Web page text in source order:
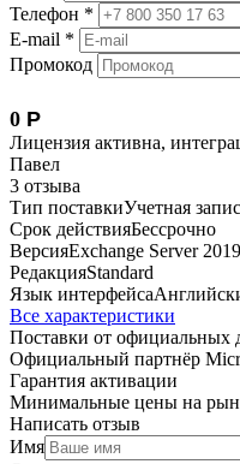
Телефон *
E-mail *
Промокод
0 Р
Лицензия активна,
Павел
3 отзыва
Тип поставкиУчетная
Срок действияБессрочно
ВерсияExchange Server 2019
РедакцияStandard
Язык интерфейса
Все характеристики
Поставки от официальных
Официальный партнёр
Гарантия активации
Минимальные цены на
Написать отзыв
Имя